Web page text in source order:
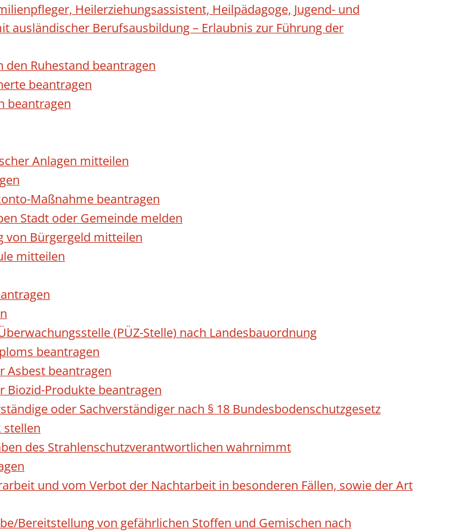
Heilerziehungsassistent, Heilpädagoge, Jugend- und
ausländischer Berufsausbildung – Erlaubnis zur Führung der
Ruhestand beantragen
beantragen
beantragen
Anlagen mitteilen
Maßnahme beantragen
Stadt oder Gemeinde melden
von Bürgergeld mitteilen
mitteilen
(PÜZ-Stelle) nach Landesbauordnung
beantragen
Asbest beantragen
Biozid-Produkte beantragen
oder Sachverständiger nach § 18 Bundesbodenschutzgesetz
stellen
des Strahlenschutzverantwortlichen wahrnimmt
und vom Verbot der Nachtarbeit in besonderen Fällen, sowie der Art
Bereitstellung von gefährlichen Stoffen und Gemischen nach